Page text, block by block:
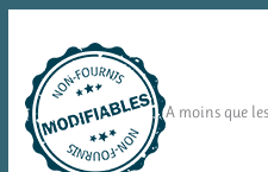
A moins que